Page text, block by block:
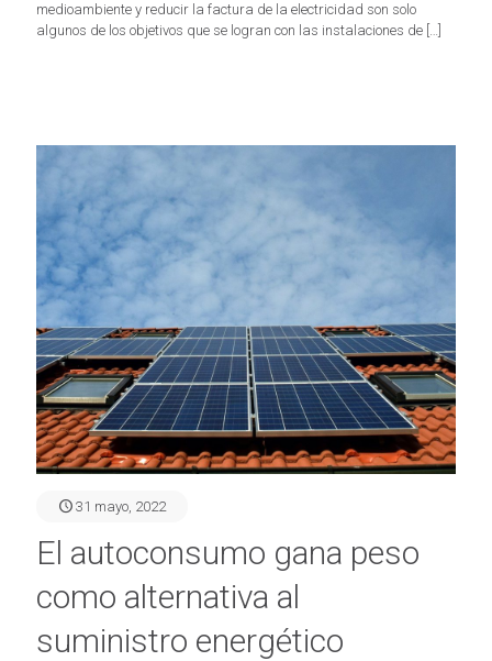
medioambiente y reducir la factura de la electricidad son solo
algunos de los objetivos que se logran con las instalaciones de […]
31 mayo, 2022
El autoconsumo gana peso
como alternativa al
suministro energético